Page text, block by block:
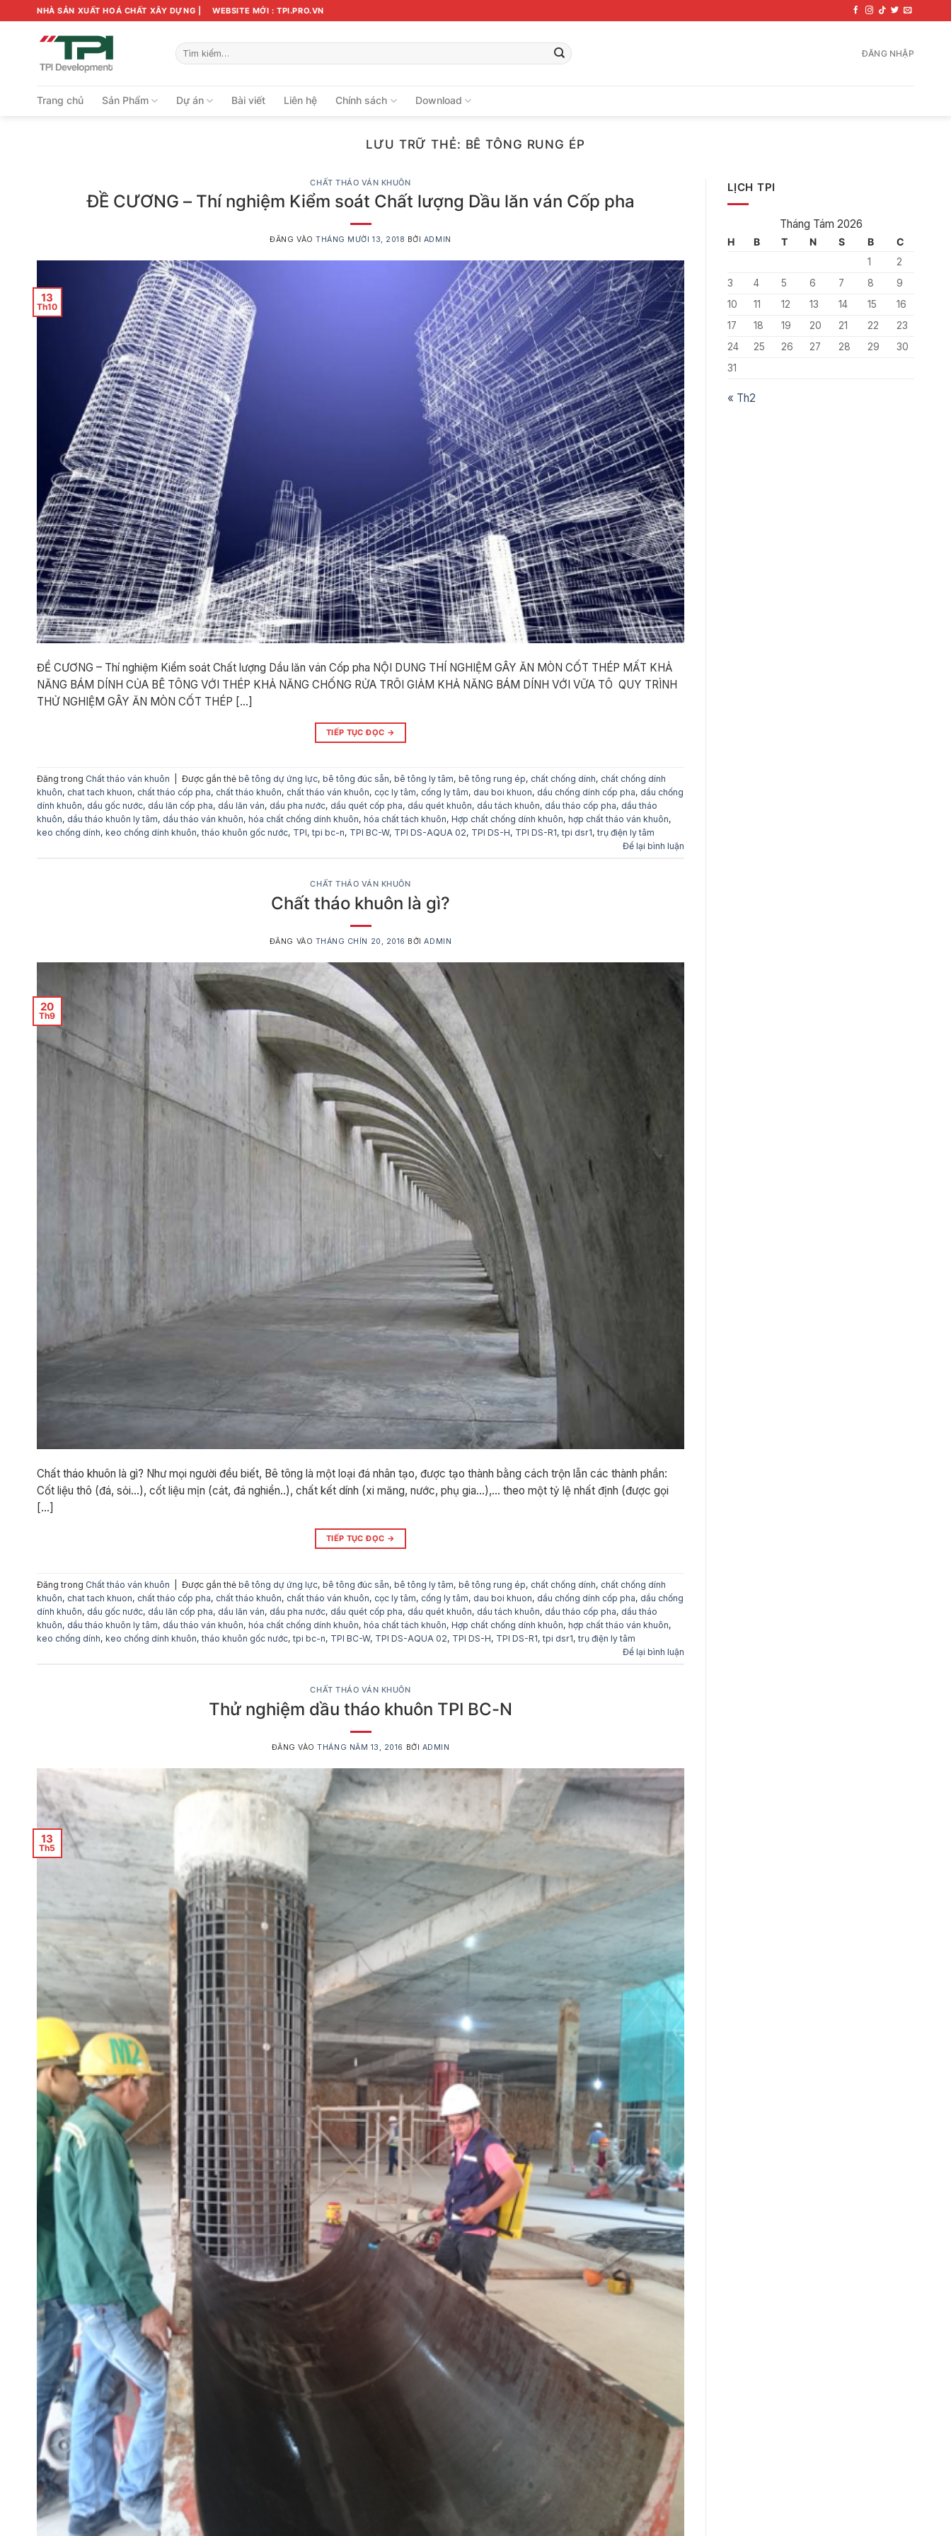
qua
NHÀ SẢN XUẤT HOÁ CHẤT XÂY DỰNG | WEBSITE MỚI : TPI.PRO.VN
Tìm
kiếm:
ĐĂNG NHẬP
Trang chủ Sản Phẩm Dự án Bài viết Liên hệ Chính sách Download
LƯU TRỮ THẺ: BÊ TÔNG RUNG ÉP
CHẤT THÁO VÁN KHUÔN
ĐỀ CƯƠNG – Thí nghiệm Kiểm soát Chất lượng Dầu lăn ván Cốp pha
ĐĂNG VÀOTHÁNG MƯỜI 13, 2018 BỞI ADMIN
13
Th10
ĐỀ CƯƠNG – Thí nghiệm Kiểm soát Chất lượng Dầu lăn ván Cốp pha NỘI DUNG THÍ NGHIỆM GÂY ĂN MÒN CỐT THÉP MẤT KHẢ
NĂNG BÁM DÍNH CỦA BÊ TÔNG VỚI THÉP KHẢ NĂNG CHỐNG RỬA TRÔI GIẢM KHẢ NĂNG BÁM DÍNH VỚI VỮA TÔ QUY TRÌNH
THỬ NGHIỆM GÂY ĂN MÒN CỐT THÉP […]
TIẾP TỤC ĐỌC →
Đăng trong Chất tháo ván khuôn Được gắn thẻ bê tông dự ứng lực, bê tông đúc sẵn, bê tông ly tâm, bê tông rung ép, chất chống dính, chất chống dính
khuôn, chat tach khuon, chất tháo cốp pha, chất tháo khuôn, chất tháo ván khuôn, cọc ly tâm, cống ly tâm, dau boi khuon, dầu chống dính cốp pha, dầu chống
dính khuôn, dầu gốc nước, dầu lăn cốp pha, dầu lăn ván, dầu pha nước, dầu quét cốp pha, dầu quét khuôn, dầu tách khuôn, dầu tháo cốp pha, dầu tháo
khuôn, dầu tháo khuôn ly tâm, dầu tháo ván khuôn, hóa chất chống dính khuôn, hóa chất tách khuôn, Hợp chất chống dính khuôn, hợp chất tháo ván khuôn,
keo chống dính, keo chống dính khuôn, tháo khuôn gốc nước, TPI, tpi bc-n, TPI BC-W, TPI DS-AQUA 02, TPI DS-H, TPI DS-R1, tpi dsr1, trụ điện ly tâm
Để lại bình luận
CHẤT THÁO VÁN KHUÔN
Chất tháo khuôn là gì?
ĐĂNG VÀO THÁNG CHÍN 20, 2016 BỞIADMIN
20
Th9
Chất tháo khuôn là gì? Như mọi người đều biết, Bê tông là một loại đá nhân tạo, được tạo thành bằng cách trộn lẫn các thành phần:
Cốt liệu thô (đá, sỏi…), cốt liệu mịn (cát, đá nghiền..), chất kết dính (xi măng, nước, phụ gia…),… theo một tỷ lệ nhất định (được gọi
[…]
TIẾP TỤC ĐỌC →
Đăng trong Chất tháo ván khuôn Được gắn thẻ bê tông dự ứng lực, bê tông đúc sẵn, bê tông ly tâm, bê tông rung ép, chất chống dính, chất chống dính
khuôn, chat tach khuon, chất tháo cốp pha, chất tháo khuôn, chất tháo ván khuôn, cọc ly tâm, cống ly tâm, dau boi khuon, dầu chống dính cốp pha, dầu chống
dính khuôn, dầu gốc nước, dầu lăn cốp pha, dầu lăn ván, dầu pha nước, dầu quét cốp pha, dầu quét khuôn, dầu tách khuôn, dầu tháo cốp pha, dầu tháo
khuôn, dầu tháo khuôn ly tâm, dầu tháo ván khuôn, hóa chất chống dính khuôn, hóa chất tách khuôn, Hợp chất chống dính khuôn, hợp chất tháo ván khuôn,
keo chống dính, keo chống dính khuôn, tháo khuôn gốc nước, tpi bc-n, TPI BC-W, TPI DS-AQUA 02, TPI DS-H, TPI DS-R1, tpi dsr1, trụ điện ly tâm
Để lại bình luận
CHẤT THÁO VÁN KHUÔN
Thử nghiệm dầu tháo khuôn TPI BC-N
ĐĂNG VÀOTHÁNG NĂM 13, 2016 BỞI ADMIN
13
Th5
LỊCH TPI
Tháng Tám 2026
H B T N S B
C
1
2
3
4 5 6 7 8
9
10
11 12 13 14 15
16
17
18 19 20 21 22
23
24
25 26 27 28 29
30
31
« Th2